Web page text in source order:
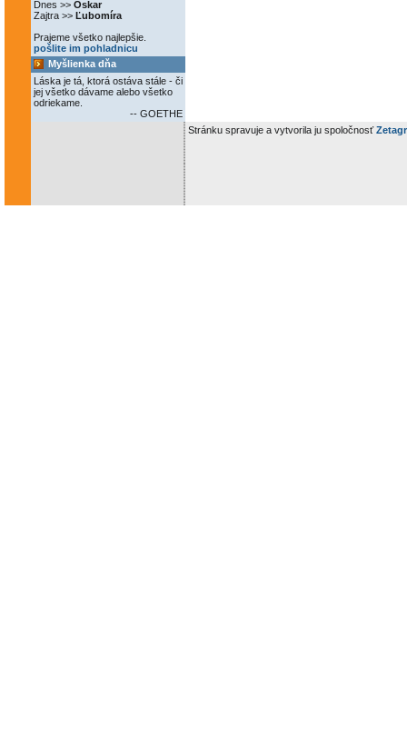
Dnes >> Oskar
Zajtra >> Ľubomíra
Prajeme všetko najlepšie.
pošlite im pohladnicu
Myšlienka dňa
Láska je tá, ktorá ostáva stále - či
jej všetko dávame alebo všetko
odriekame.
-- GOETHE
Stránku spravuje a vytvorila ju spoločnosť